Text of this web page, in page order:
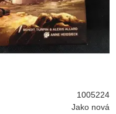
1005224
Jako nová